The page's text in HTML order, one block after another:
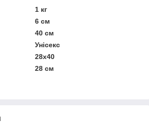
1 кг
6 см
40 см
Унісекс
28х40
28 см